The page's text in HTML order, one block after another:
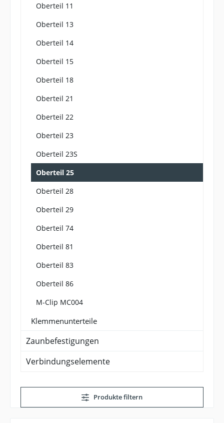
Oberteil 11
Oberteil 13
Oberteil 14
Oberteil 15
Oberteil 18
Oberteil 21
Oberteil 22
Oberteil 23
Oberteil 23S
Oberteil 25
Oberteil 28
Oberteil 29
Oberteil 74
Oberteil 81
Oberteil 83
Oberteil 86
M-Clip MC004
Klemmenunterteile
Zaunbefestigungen
Verbindungselemente
Produkte filtern